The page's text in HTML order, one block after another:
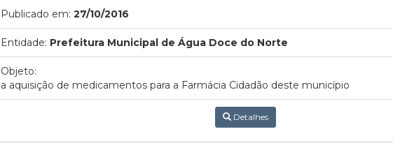
Publicado em: 27/10/2016
Entidade: Prefeitura Municipal de Água Doce do Norte
Objeto:
a aquisição de medicamentos para a Farmácia Cidadão deste município
Detalhes